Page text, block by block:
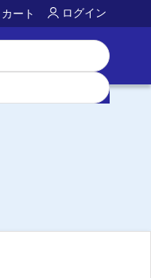
カート ログイン